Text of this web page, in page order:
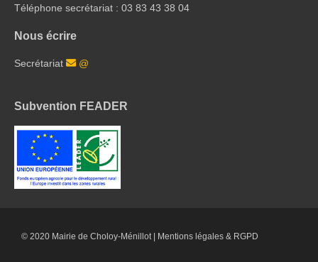
Téléphone secrétariat : 03 83 43 38 04
Nous écrire
Secrétariat @
Subvention FEADER
© 2020 Mairie de Choloy-Ménillot | Mentions légales & RGPD